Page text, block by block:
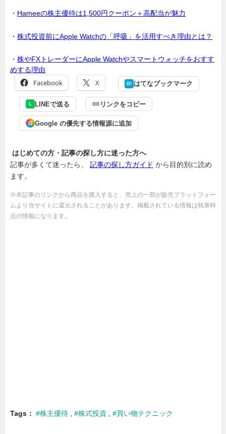
・ Hameeの株主優待は1,500円クーポン＋高配当が魅力
・ 株式投資前にApple Watchの「呼吸」を活用すべき理由とは？
・ 株やFXトレーダーにApple Watchやスマートウォッチをおすす
めする理由
Facebook X B! はてなブックマーク
L LINEで送る リンクをコピー
G Google の優先する情報源に追加
はじめての方・記事の探し方に迷った方へ
記事が多くて迷ったら、 記事の探し方ガイド から目的別に読め
ます。
※本記事のリンクから商品を購入すると、売上の一部が販売プラットフォー
ムより当サイトに還元されることがあります。掲載されている情報は執筆時
点の情報になります。
Tags #株主優待 #株式投資 #買い物テクニック